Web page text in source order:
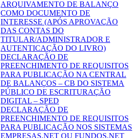
ARQUIVAMENTO DE BALANÇO
COMO DOCUMENTO DE
INTERESSE (APÓS APROVAÇÃO
DAS CONTAS DO
TITULAR/ADMINISTRADOR E
AUTENTICAÇÃO DO LIVRO)
DECLARAÇÃO DE
PREENCHIMENTO DE REQUISITOS
PARA PUBLICAÇÃO NA CENTRAL
DE BALANÇOS – CB DO SISTEMA
PÚBLICO DE ESCRITURAÇÃO
DIGITAL – SPED
DECLARAÇÃO DE
PREENCHIMENTO DE REQUISITOS
PARA PUBLICAÇÃO NOS SISTEMAS
EMPRESAS.NET OU FUNDOS.NET